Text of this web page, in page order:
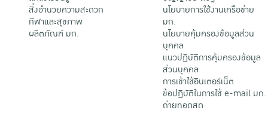
สิ่งอำนวยความสะดวก
กีฬาและสุขภาพ
ผลิตภัณฑ์ มก.
นโยบายการใช้งานเครือข่าย
มก.
นโยบายคุ้มครองข้อมูลส่วน
บุคคล
แนวปฏิบัติการคุ้มครองข้อมูล
ส่วนบุคคล
การเข้าใช้อินเตอร์เน็ต
ข้อปฏิบัติในการใช้ e-mail มก.
ถ่ายทอดสด